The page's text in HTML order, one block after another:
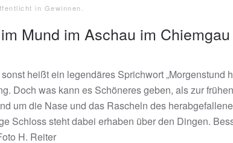
in Gewinnen
Mund im Aschau im Chiemgau
heißt ein legendäres Sprichwort „Morgenstund
Doch was kann es Schöneres geben, als zur
um die Nase und das Rascheln des
Schloss steht dabei erhaben über den Dingen.
H. Reiter